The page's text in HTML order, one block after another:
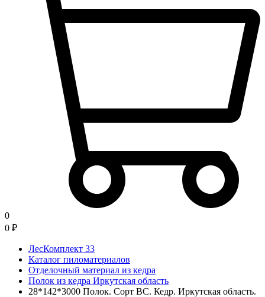
0
0 ₽
ЛесКомплект 33
Каталог пиломатериалов
Отделочный материал из кедра
Полок из кедра Иркутская область
28*142*3000 Полок. Сорт ВС. Кедр. Иркутская область.